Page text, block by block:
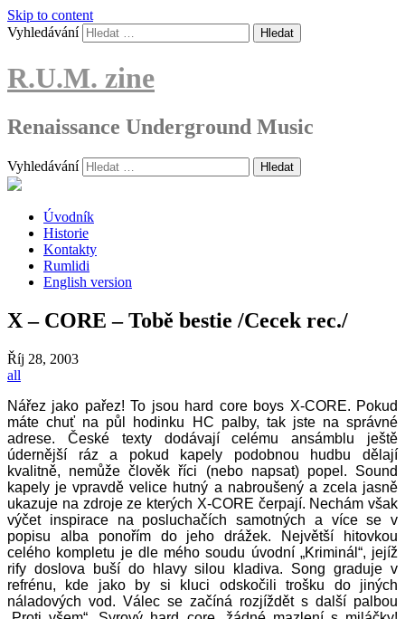
Skip to content
Vyhledávání
R.U.M. zine
Renaissance Underground Music
Vyhledávání
Úvodník
Historie
Kontakty
Rumlidi
English version
X – CORE – Tobě bestie /Cecek rec./
Říj 28, 2003
all
Nářez jako pařez! To jsou hard core boys X-CORE. Pokud
máte chuť na půl hodinku HC palby, tak jste na správné
adrese. České texty dodávají celému ansámblu ještě
údernější ráz a pokud kapely podobnou hudbu dělají
kvalitně, nemůže člověk říci (nebo napsat) popel. Sound
kapely je vpravdě velice hutný a nabroušený a zcela jasně
ukazuje na zdroje ze kterých X-CORE čerpají. Nechám však
výčet inspirace na posluchačích samotných a více se v
popisu alba ponořím do jeho drážek. Největší hitovkou
celého kompletu je dle mého soudu úvodní „Kriminál“, jejíž
rify doslova buší do hlavy silou kladiva. Song graduje v
refrénu, kde jako by si kluci odskočili trošku do jiných
náladových vod. Válec se začíná rozjíždět s další palbou